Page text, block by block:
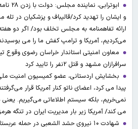
و ایشان را تهدید کرد/قالیباف و پزشکیان در تله
ارائه تفاهمنامه به مجلس تخلف بود/ اگر دو
می‌کردیم، آمریکا و ترامپ کفش ما را می
معاون امنیتی استاندار خراسان رضوی وقوع
سرافرازان مشهد و قتل ۲نفر را تایید کرد
بخشایش اردستانی، عضو کمیسیون امنیت
پیدا می کرد، اعضای ناتو کنار آمریکا قرار
نمی‌خریم، بلکه سیستم اطلاعاتی می‌گیریم. یعنی
می کند/ آمریکا زیر بار مدیریت ایران در تنگه
شهادت ۱۰ نیروی حشد الشعبی در حمله